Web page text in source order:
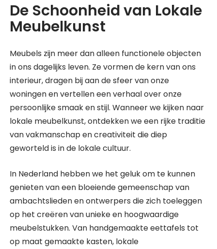
De Schoonheid van Lokale
Meubelkunst
Meubels zijn meer dan alleen functionele objecten
in ons dagelijks leven. Ze vormen de kern van ons
interieur, dragen bij aan de sfeer van onze
woningen en vertellen een verhaal over onze
persoonlijke smaak en stijl. Wanneer we kijken naar
lokale meubelkunst, ontdekken we een rijke traditie
van vakmanschap en creativiteit die diep
geworteld is in de lokale cultuur.
In Nederland hebben we het geluk om te kunnen
genieten van een bloeiende gemeenschap van
ambachtslieden en ontwerpers die zich toeleggen
op het creëren van unieke en hoogwaardige
meubelstukken. Van handgemaakte eettafels tot
op maat gemaakte kasten, lokale